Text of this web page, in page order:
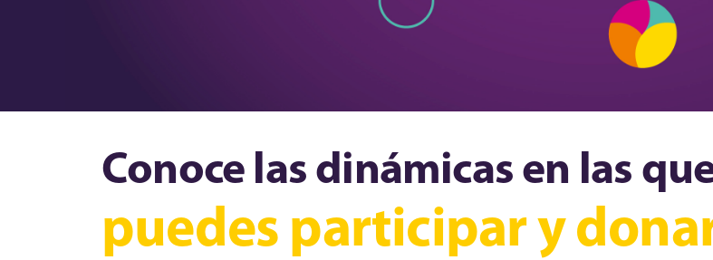
Conoce las dinámicas en las
puedes participar y